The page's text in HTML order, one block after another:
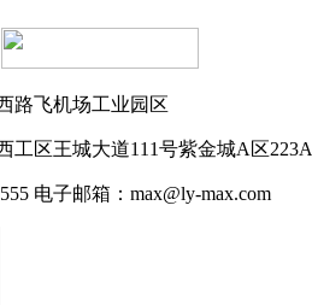
路飞机场工业园区
工区王城大道111号紫金城A区223A
电子邮箱：max@ly-max.com